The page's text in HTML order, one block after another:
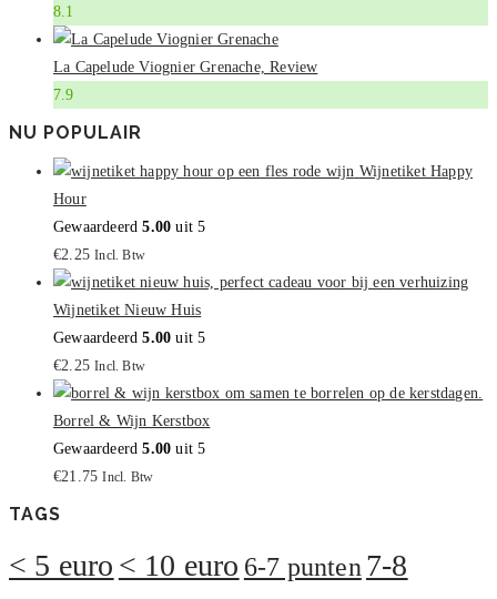
8.1
La Capelude Viognier Grenache, Review
7.9
NU POPULAIR
Wijnetiket Happy
Hour
Gewaardeerd5.00 uit 5
€2.25 Incl. Btw
Wijnetiket Nieuw Huis
Gewaardeerd5.00 uit 5
€2.25 Incl. Btw
Borrel & Wijn Kerstbox
Gewaardeerd5.00 uit 5
€21.75 Incl. Btw
TAGS
< 5 euro < 10 euro 6-7 punten7-8